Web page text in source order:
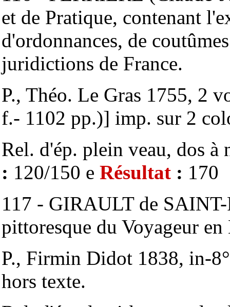
et de Pratique, contenant
d'ordonnances, de
juridictions de France.
P., Théo. Le Gras 1755, 2
f.- 1102 pp.)] imp. sur 2
Rel. d'ép. plein veau, dos à
: 120/150 e Résultat : 170
117 - GIRAULT de
pittoresque du Voyageur
P., Firmin Didot 1838, in-
hors texte.